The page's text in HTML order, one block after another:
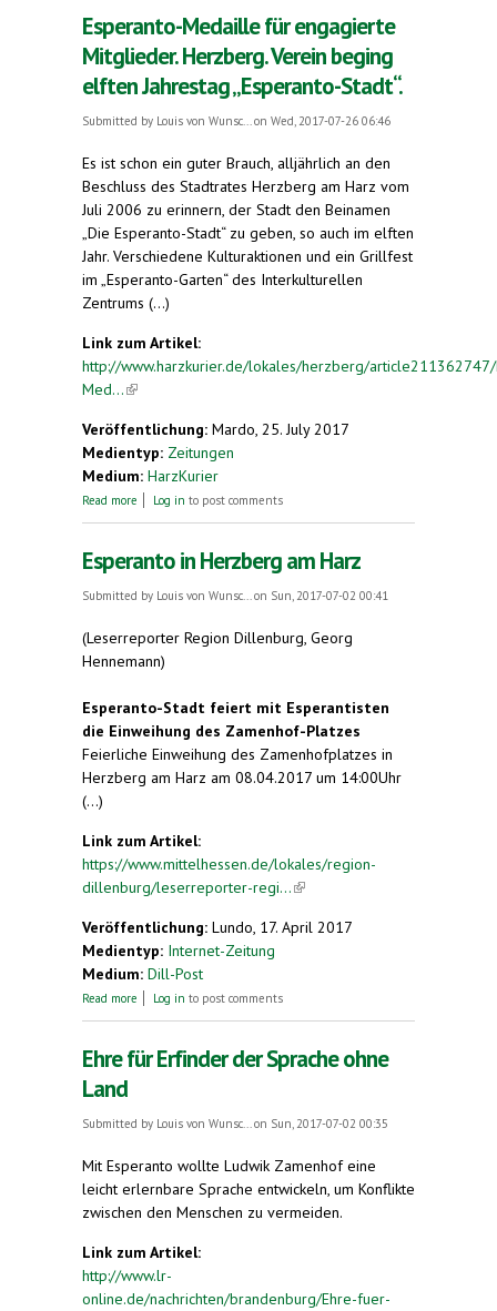
Esperanto-Medaille für engagierte
Mitglieder. Herzberg. Verein beging
elften Jahrestag „Esperanto-Stadt“.
Submitted by Louis von Wunsc...on Wed, 2017-07-26 06:46
Es ist schon ein guter Brauch, alljährlich an den
Beschluss des Stadtrates Herzberg am Harz vom
Juli 2006 zu erinnern, der Stadt den Beinamen
„Die Esperanto-Stadt“ zu geben, so auch im elften
Jahr. Verschiedene Kulturaktionen und ein Grillfest
im „Esperanto-Garten“ des Interkulturellen
Zentrums (...)
Link zum Artikel:
http://www.harzkurier.de/lokales/herzberg/
Med...(link is external)
Veröffentlichung: Mardo, 25. July 2017
Medientyp: Zeitungen
Medium: HarzKurier
Read more about Esperanto-Medaille für engagierte Mitglieder.
Log in to post comments
Esperanto in Herzberg am Harz
Submitted by Louis von Wunsc...on Sun, 2017-07-02 00:41
(Leserreporter Region Dillenburg, Georg
Hennemann)
Esperanto-Stadt feiert mit Esperantisten
die Einweihung des Zamenhof-Platzes
Feierliche Einweihung des Zamenhofplatzes in
Herzberg am Harz am 08.04.2017 um 14:00Uhr
(...)
Link zum Artikel:
https://www.mittelhessen.de/lokales/region-
dillenburg/leserreporter-regi...(link is external)
Veröffentlichung: Lundo, 17. April 2017
Medientyp: Internet-Zeitung
Medium: Dill-Post
Read more about Esperanto in Herzberg am Harz
Log in to post comments
Ehre für Erfinder der Sprache ohne
Land
Submitted by Louis von Wunsc...on Sun, 2017-07-02 00:35
Mit Esperanto wollte Ludwik Zamenhof eine
leicht erlernbare Sprache entwickeln, um Konflikte
zwischen den Menschen zu vermeiden.
Link zum Artikel:
http://www.lr-
online.de/nachrichten/brandenburg/Ehre-fuer-